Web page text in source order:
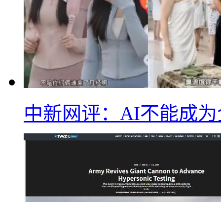
中新网评：AI不能成